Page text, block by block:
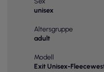
unisex
Altersgruppe
adult
Modell
Exit Unisex-